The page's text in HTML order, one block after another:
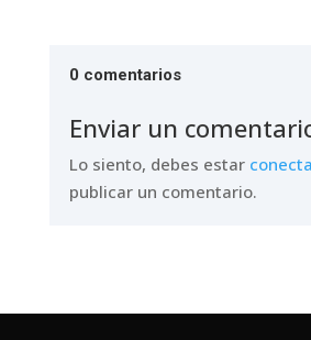
0 comentarios
Enviar un
Lo siento, debes estar
publicar un comentario.